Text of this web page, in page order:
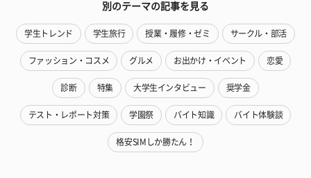
別のテーマの記事を見る
学生トレンド 学生旅行 授業・履修・ゼミ サークル・部活
ファッション・コスメ グルメ お出かけ・イベント 恋愛
診断 特集 大学生インタビュー 奨学金
テスト・レポート対策 学園祭 バイト知識 バイト体験談
格安SIMしか勝たん！